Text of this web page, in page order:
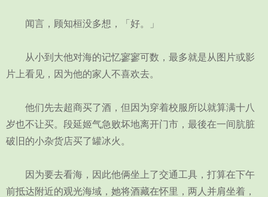
闻言，顾知桓没多想，「好。」
从小到大他对海的记忆寥寥可数，最多就是从图片或影
片上看见，因为他的家人不喜欢去。
他们先去超商买了酒，但因为穿着校服所以就算满十八
岁也不让买。段延姬气急败坏地离开门市，最後在一间肮脏
破旧的小杂货店买了罐冰火。
因为要去看海，因此他俩坐上了交通工具，打算在下午
前抵达附近的观光海域，她将酒藏在怀里，两人并肩坐着，